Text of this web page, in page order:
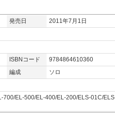
発売日
2011年7月1日
ISBNコード
9784864610360
編成
ソロ
700/EL-500/EL-400/EL-200/ELS-01C/